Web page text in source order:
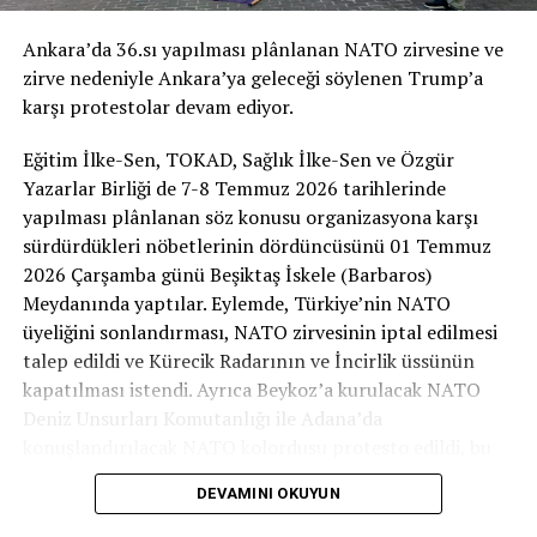
NATO’YA HAYIR!
NATO ZİRVESİ İHANETTİR!
“Zulmedenlere meyletmeyin, sonra size ateş
dokunur! Sizin Allah’tan başka dostlarınız yoktur.
Sonra yardım da göremezsiniz.” (Hûd Suresi, 11/113)
Bizler; adaleti, halkların özgürlüğünü ve ümmetin
onurunu savunan, yeryüzündeki sömürü düzenine itirazı
olan Müslümanlar olarak NATO’nun bir “güvenlik
kalkanı” değil, küresel kapitalist sistemin ve ABD
hegemonyasının kanlı bir askerî aygıtı olduğunu
savunuyoruz. Kurulduğu günden bu yana dünyaya barış
yerine işgal, darbe, sömürü ve bağımlılık ihraç eden bu
üzere coğrafyamızdaki sömürü ve yıkımın en büyük suç
İmza kampanyası bildirisi ise şöyle:
NATO ZİRVESİ İHANETTİR!
Ankara’da 36.sı yapılması plânlanan NATO zirvesine ve
zirve nedeniyle Ankara’ya geleceği söylenen Trump’a
karşı protestolar devam ediyor.
Eğitim İlke-Sen, TOKAD, Sağlık İlke-Sen ve Özgür
Yazarlar Birliği de 7-8 Temmuz 2026 tarihlerinde
yapılması plânlanan söz konusu organizasyona karşı
sürdürdükleri nöbetlerinin dördüncüsünü 01 Temmuz
2026 Çarşamba günü Beşiktaş İskele (Barbaros)
Meydanında yaptılar. Eylemde, Türkiye’nin NATO
üyeliğini sonlandırması, NATO zirvesinin iptal edilmesi
talep edildi ve Kürecik Radarının ve İncirlik üssünün
kapatılması istendi. Ayrıca Beykoz’a kurulacak NATO
Deniz Unsurları Komutanlığı ile Adana’da
üslerin işgali pekiştirdiği savunuldu.
DEVAMINI OKUYUN